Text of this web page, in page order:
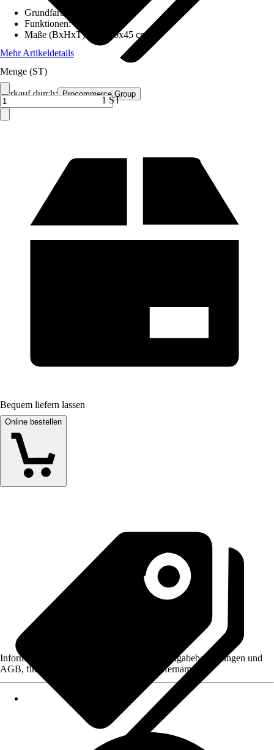
Verkauf durch: Procommerce Group
Grundfarbe
Funktionen:-
Maße (BxHxT)
117x50x45 cm
Mehr Artikeldetails
Menge (ST)
1 ST
Bequem liefern lassen
Online bestellen
Informationen des Verkäufers, wie z. B. Rückgabebedingungen und
AGB, finden Sie bei Klick auf den Verkäufernamen.